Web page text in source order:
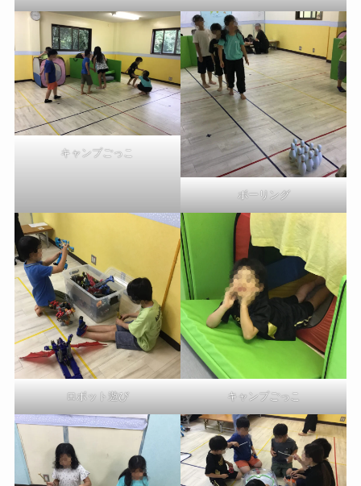
キャンプごっこ
ボーリング
ロボット遊び キャンプごっこ